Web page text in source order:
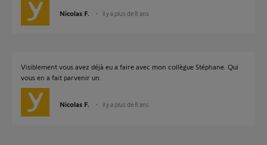
Nicolas F. il y a plus de 8 ans
Visiblement vous avez déjà eu a faire avec mon collègue Stéphane. Qui
vous en a fait parvenir un.
Nicolas F. il y a plus de 8 ans